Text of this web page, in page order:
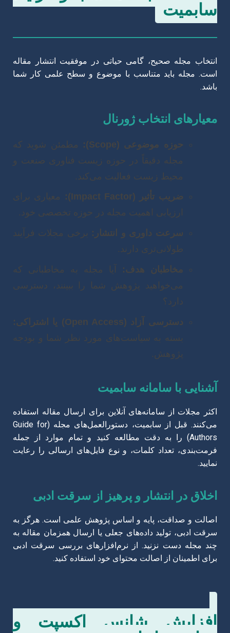
سابمیت
انتخاب مجله صحیح، گامی حیاتی در موفقیت انتشار مقاله
است. مجله باید متناسب با موضوع و سطح علمی کار شما
باشد.
معیارهای انتخاب ژورنال
حوزه موضوعی (Scope):
مطمئن شوید که
مجله دقیقاً در حوزه زیست فناوری صنعت و
محیط زیست فعالیت می‌کند.
ضریب تأثیر (Impact Factor):
معیاری برای
ارزیابی اهمیت مجله در حوزه تخصصی خود.
سرعت داوری و انتشار: برخی مجلات فرآیند
طولانی‌تری دارند.
مخاطبان هدف:
آیا مجله به مخاطبانی که
می‌خواهید پژوهش شما را ببینند، دسترسی
دارد؟
دسترسی آزاد (Open Access) یا اشتراکی:
بسته به سیاست‌های مورد نظر شما و بودجه
پژوهش.
آشنایی با سامانه سابمیت
اکثر مجلات از سامانه‌های آنلاین برای ارسال مقاله استفاده
می‌کنند. قبل از سابمیت، دستورالعمل‌های مجله (Guide for
Authors) را به دقت مطالعه کنید و تمام موارد از جمله
فرمت‌بندی، تعداد کلمات، و نوع فایل‌های ارسالی را رعایت
نمایید.
اخلاق در انتشار و پرهیز از سرقت ادبی
اصالت و صداقت، پایه و اساس پژوهش علمی است. هرگز به
سرقت ادبی، تولید داده‌های جعلی یا ارسال همزمان مقاله به
چند مجله دست نزنید. از نرم‌افزارهای بررسی سرقت ادبی
برای اطمینان از اصالت محتوای خود استفاده کنید.
افزایش شانس اکسپت و